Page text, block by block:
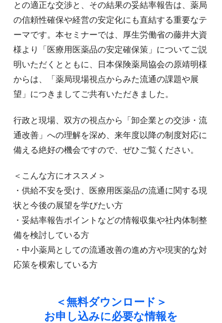
との適正な交渉と、その結果の妥結率報告は、薬局
の信頼性確保や経営の安定化にも直結する重要なテ
ーマです。本セミナーでは、厚生労働省の藤井大資
様より「医療用医薬品の安定確保策」についてご説
明いただくとともに、日本保険薬局協会の原靖明様
からは、「薬局現場視点からみた流通の課題や展
望」につきましてご共有いただきました。
行政と現場、双方の視点から「卸企業との交渉・流
通改善」への理解を深め、来年度以降の制度対応に
備える絶好の機会ですので、ぜひご覧ください。
＜こんな方にオススメ＞
・供給不安を受け、医療用医薬品の流通に関する現
状と今後の展望を学びたい方
・妥結率報告ポイントなどの情報収集や社内体制整
備を検討している方
・中小薬局としての流通改善の進め方や現実的な対
応策を模索している方
＜無料ダウンロード＞
お申し込みに必要な情報を